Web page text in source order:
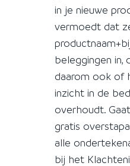
in je nieuwe
vermoedt dat
beleggingen in,
daarom ook of
inzicht in de
overhoudt.
gratis
alle
bij het